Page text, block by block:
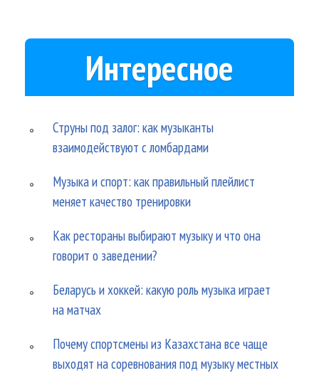
Интересное
Струны под залог: как музыканты
взаимодействуют с ломбардами
Музыка и спорт: как правильный плейлист
меняет качество тренировки
Как рестораны выбирают музыку и что она
говорит о заведении?
Беларусь и хоккей: какую роль музыка играет
на матчах
Почему спортсмены из Казахстана все чаще
выходят на соревнования под музыку местных